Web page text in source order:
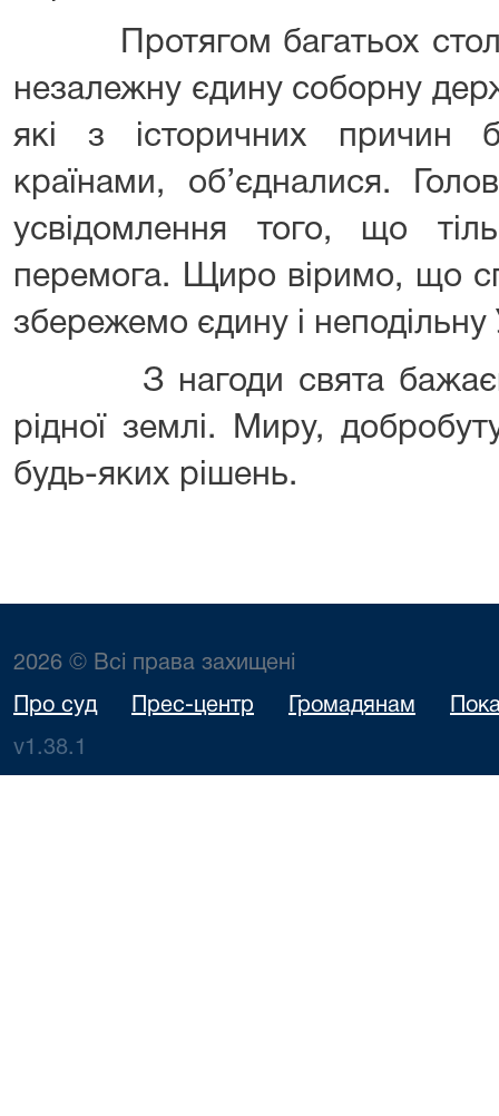
Протягом багатьох
незалежну єдину соборну
які з історичних причин
країнами, об’єдналися.
усвідомлення того, що
перемога. Щиро віримо, що
збережемо єдину і неподільну
З нагоди свята
рідної землі. Миру,
будь-яких рішень.
2026 © Всі права захищені
Про суд Прес-центр Громадянам
v1.38.1